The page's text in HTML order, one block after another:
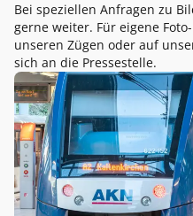
Bei speziellen Anfragen zu
gerne weiter. Für eigene
unseren Zügen oder auf
sich an die Pressestelle.